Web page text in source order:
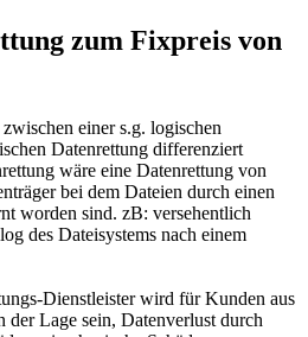
zum Fixpreis von
einer s.g. logischen
Datenrettung differenziert
wäre eine Datenrettung von
bei dem Dateien durch einen
worden sind. zB: versehentlich
des Dateisystems nach einem
Dienstleister wird für Kunden aus
der Lage sein, Datenverlust durch